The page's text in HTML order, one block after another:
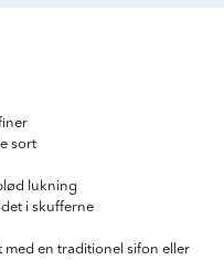
sort
lukning
i skufferne
med en traditionel sifon eller